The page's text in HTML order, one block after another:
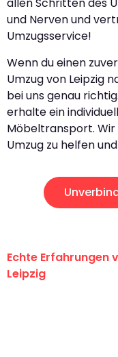
allen Schritten des
und Nerven und
Umzugsservice!
Wenn du einen
Umzug von Leipzig
bei uns genau
erhalte ein
Möbeltransport. Wir
Umzug zu helfen
Echte Erfahrungen
Leipzig